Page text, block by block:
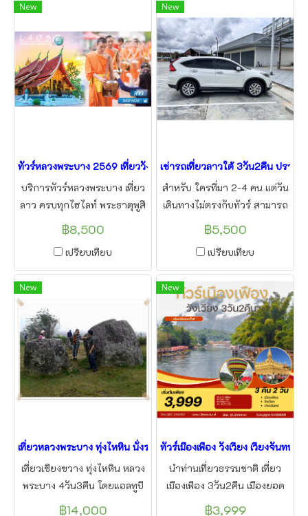
New
ทัวร์หลวงพระบาง 2569 เที่ยววังเวียง เมืองเฟือง รถไฟความเร็วสูง 4วัน
บริการทัวร์หลวงพระบาง เที่ยว
ลาว ครบทุกไฮไลท์ พระธาตุพูสี
น้ำตกตาดกวางสี นั่งรถไฟ
ความเร็วสูงลาว-จีน จัดกรุ๊ป
เหมาสัมมนาดูแลดีตลอดทริป
โดยแอลทูบีทราเวล
฿8,500
เปรียบเทียบ
New
เช่ารถเที่ยวลาวใต้ 3วัน2คืน ปราส
สำหรับ ใครที่มา 2-4 คน แต่วัน
เดินทางไม่ตรงกับทัวร์ สามารถ
เช่ารถเที่ยวลาวใต้ ได้แล้วรอรับ
ที่ด่านช่องเม็ก หรือ สนามบิน
อุบล เพื่อเที่ยวเมืองจำปาสัก แบบ
ส่วนตัว
฿5,500
เปรียบเทียบ
New
เที่ยวหลวงพระบาง ทุ่งไหหิน นั่งรถไฟฟ้าความเร็วสูง
เที่ยวเชียงขวาง ทุ่งไหหิน หลวง
พระบาง 4วัน3คืน โดยแอลทูบี
฿14,000
New
ทัวร์เมืองเฟือง วังเวียง เวียงจันทน์
นำท่านเที่ยวธรรมชาติ เที่ยว
เมืองเฟือง 3วัน2คืน เมืองยอด
นิยม แห่งใหม่ นำท่านพักบนแพ
฿3,999